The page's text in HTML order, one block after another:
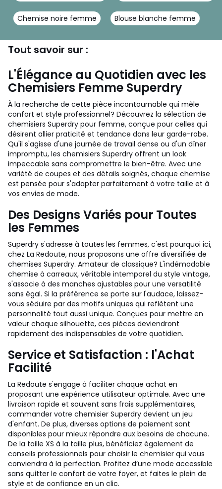
Chemise noire femme Blouse blanche femme
Tout savoir sur :
L'Élégance au Quotidien avec les
Chemisiers Femme Superdry
À la recherche de cette pièce incontournable qui mêle
confort et style professionnel? Découvrez la sélection de
chemisiers Superdry pour femme, conçue pour celles qui
désirent allier praticité et tendance dans leur garde-robe.
Qu'il s'agisse d'une journée de travail dense ou d'un dîner
impromptu, les chemisiers Superdry offrent un look
impeccable sans compromettre le bien-être. Avec une
variété de coupes et des détails soignés, chaque chemise
est pensée pour s'adapter parfaitement à votre taille et à
vos envies de mode.
Des Designs Variés pour Toutes
les Femmes
Superdry s'adresse à toutes les femmes, c'est pourquoi ici,
chez La Redoute, nous proposons une offre diversifiée de
chemises Superdry. Amateur de classique? L'indémodable
chemise à carreaux, véritable intemporel du style vintage,
s'associe à des manches ajustables pour une versatilité
sans égal. Si la préférence se porte sur l'audace, laissez-
vous séduire par des motifs uniques qui reflètent une
personnalité tout aussi unique. Conçues pour mettre en
valeur chaque silhouette, ces pièces deviendront
rapidement des indispensables de votre quotidien.
Service et Satisfaction : l'Achat
Facilité
La Redoute s'engage à faciliter chaque achat en
proposant une expérience utilisateur optimale. Avec une
livraison rapide et souvent sans frais supplémentaires,
commander votre chemisier Superdry devient un jeu
d'enfant. De plus, diverses options de paiement sont
disponibles pour mieux répondre aux besoins de chacune.
De la taille XS à la taille plus, bénéficiez également de
conseils professionnels pour choisir le chemisier qui vous
conviendra à la perfection. Profitez d’une mode accessible
sans quitter le confort de votre foyer, et faites le plein de
style et de confiance en un clic.